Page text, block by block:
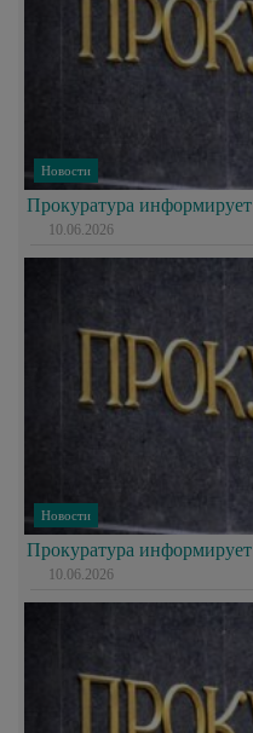
Новости
Прокуратура информирует
10.06.2026
Новости
Прокуратура информирует
10.06.2026